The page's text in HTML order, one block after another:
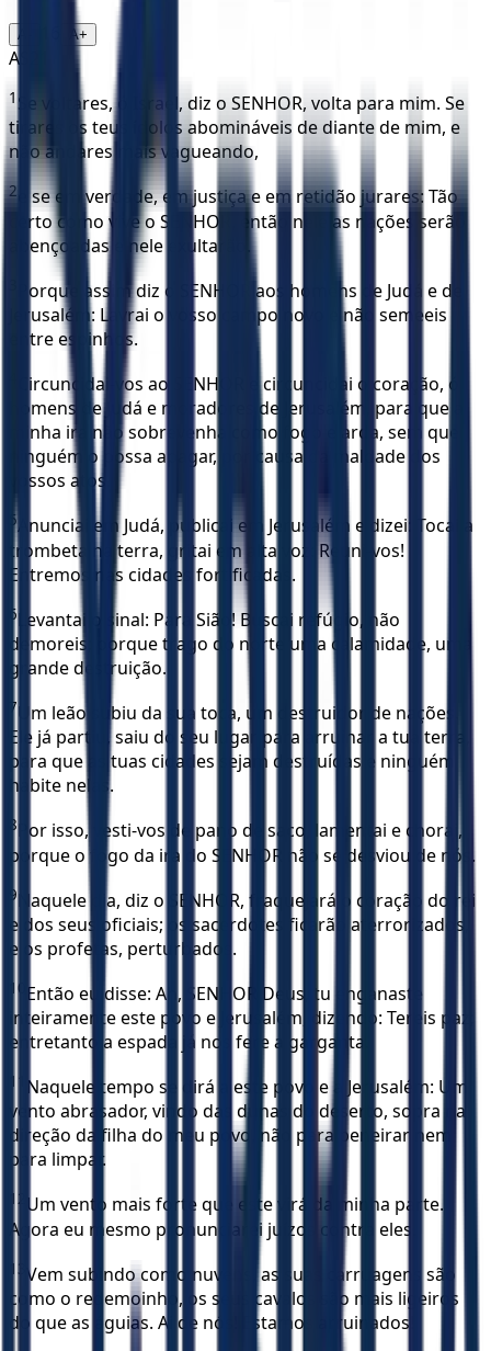
A- A+
AS21
1 Se voltares, ó Israel, diz o SENHOR, volta para mim. Se
tirares os teus ídolos abomináveis de diante de mim, e
não andares mais vagueando,
2
e se em verdade, em justiça e em retidão jurares: Tão
certo como vive o SENHOR, então nele as nações serão
abençoadas e nele exultarão.
Porque assim diz o SENHOR aos homens de Judá e de
Jerusalém: Lavrai o vosso campo novo e não semeeis
entre espinhos.
Circuncidai-vos ao SENHOR e circuncidai o coração, ó
homens de Judá e moradores de Jerusalém, para que a
minha ira não sobrevenha como fogo e arda, sem que
ninguém o possa apagar, por causa da maldade dos
vossos atos.
5Anunciai em Judá, publicai em Jerusalém e dizei: Tocai a
trombeta na terra, gritai em alta voz: Reuni-vos!
Entremos nas cidades fortificadas.
6
Levantai o sinal: Para Sião! Buscai refúgio, não
demoreis; porque trago do norte uma calamidade, uma
grande destruição.
7Um leão subiu da sua toca, um destruidor de nações.
Ele já partiu, saiu do seu lugar para arruinar a tua terra,
para que as tuas cidades sejam destruídas e ninguém
habite nelas.
8
Por isso, vesti-vos de pano de saco, lamentai e chorai,
porque o fogo da ira do SENHOR não se desviou de nós.
9
Naquele dia, diz o SENHOR, fraquejará o coração do rei
e dos seus oficiais; os sacerdotes ficarão aterrorizados,
e os profetas, perturbados.
10 Então eu disse: Ah, SENHOR Deus, tu enganaste
inteiramente este povo e Jerusalém, dizendo: Tereis paz;
entretanto a espada já nos fere a garganta.
11
Naquele tempo se dirá a este povo e a Jerusalém: Um
vento abrasador, vindo das dunas do deserto, sopra na
direção da filha do meu povo, não para peneirar nem
para limpar.
12 Um vento mais forte que este virá da minha parte.
Agora eu mesmo pronunciarei juízos contra eles.
13 Vem subindo como nuvens, as suas carruagens são
como o redemoinho, os seus cavalos são mais ligeiros
do que as águias. Ai de nós! Estamos arruinados!